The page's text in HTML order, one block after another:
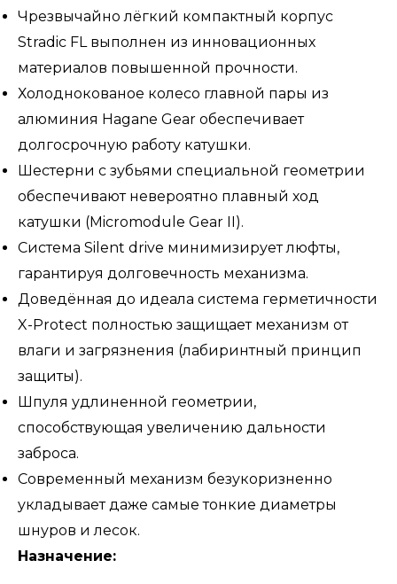
Чрезвычайно лёгкий компактный корпус
Stradic FL выполнен из инновационных
материалов повышенной прочности.
Холоднокованое колесо главной пары из
алюминия Hagane Gear обеспечивает
долгосрочную работу катушки.
Шестерни с зубьями специальной геометрии
обеспечивают невероятно плавный ход
катушки (Micromodule Gear II).
Система Silent drive минимизирует люфты,
гарантируя долговечность механизма.
Доведённая до идеала система герметичности
X-Protect полностью защищает механизм от
влаги и загрязнения (лабиринтный принцип
защиты).
Шпуля удлиненной геометрии,
способствующая увеличению дальности
заброса.
Современный механизм безукоризненно
укладывает даже самые тонкие диаметры
шнуров и лесок.
Назначение: